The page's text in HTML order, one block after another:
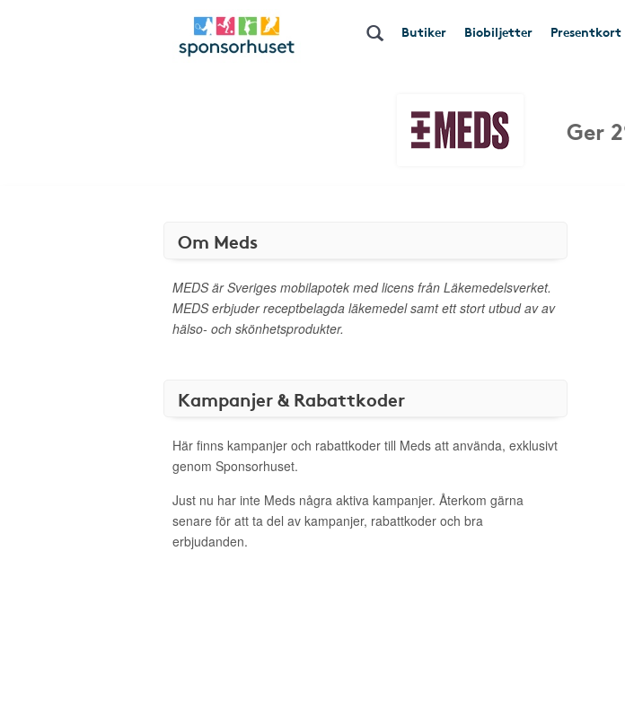
Butiker Biobiljetter Presentkort
Ger
Om Meds
MEDS är Sveriges mobilapotek med licens från Läkemedelsverket.
MEDS erbjuder receptbelagda läkemedel samt ett stort utbud av av
hälso- och skönhetsprodukter.
Kampanjer & Rabattkoder
Här finns kampanjer och rabattkoder till Meds att använda, exklusivt
genom Sponsorhuset.
Just nu har inte Meds några aktiva kampanjer. Återkom gärna
senare för att ta del av kampanjer, rabattkoder och bra
erbjudanden.